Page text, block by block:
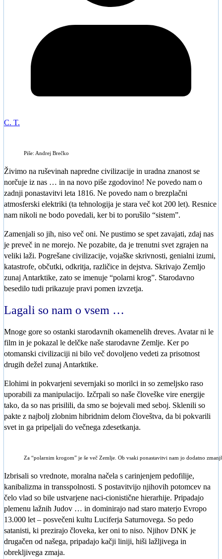
C. T.
Piše: Andrej Brečko
Živimo na ruševinah napredne civilizacije in uradna znanost se
norčuje iz nas … in na novo piše zgodovino! Ne povedo nam o
zadnji ponastavitvi leta 1816. Ne povedo nam o brezplačni
atmosferski elektriki (ta tehnologija je stara več kot 200 let). Resnice
nam nikoli ne bodo povedali, ker bi to porušilo “sistem”.
Zamenjali so jih, niso več oni. Ne pustimo se spet zavajati, zdaj nas
je preveč in ne morejo. Ne pozabite, da je trenutni svet zgrajen na
veliki laži. Pogrešane civilizacije, vojaške skrivnosti, genialni izumi,
katastrofe, občutki, odkritja, različice in dejstva. Skrivajo Zemljo
zunaj Antarktike, zato se imenuje “polarni krog”. Starodavno
besedilo tudi prikazuje pravi pomen izvzetja.
Lagali so nam o vsem …
Mnoge gore so ostanki starodavnih okamenelih dreves. Avatar ni le
film in je pokazal le delčke naše starodavne Zemlje. Ker po
otomanski civilizaciji ni bilo več dovoljeno vedeti za prisotnost
drugih dežel zunaj Antarktike.
Elohimi in pokvarjeni severnjaki so morilci in so zemeljsko raso
uporabili za manipulacijo. Izčrpali so naše človeške vire energije
tako, da so nas prisilili, da smo se bojevali med seboj. Sklenili so
pakte z najbolj zlobnim hibridnim delom človeštva, da bi pokvarili
svet in ga pripeljali do večnega zdesetkanja.
Za “polarnim krogom” je še več Zemlje. Ob vsaki ponastavitvi nam jo dodatno
Izbrisali so vrednote, moralna načela s carinjenjem pedofilije,
kanibalizma in transspolnosti. S postavitvijo njihovih potomcev na
čelo vlad so bile ustvarjene naci-cionistične hierarhije. Pripadajo
plemenu lažnih Judov … in dominirajo nad staro materjo Evropo
13.000 let – posvečeni kultu Luciferja Saturnovega. So pedo
satanisti, ki prezirajo človeka, ker oni to niso. Njihov DNK je
drugačen od našega, pripadajo kačji liniji, hiši lažljivega in
obrekljivega zmaja.